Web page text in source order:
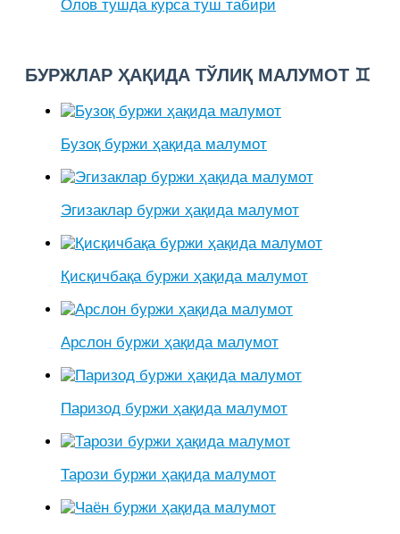
Олов тушда курса туш табири
БУРЖЛАР ҲАҚИДА ТЎЛИҚ МАЛУМОТ ♊
Бузоқ буржи ҳақида малумот
Эгизаклар буржи ҳақида малумот
Қисқичбақа буржи ҳақида малумот
Арслон буржи ҳақида малумот
Паризод буржи ҳақида малумот
Тарози буржи ҳақида малумот